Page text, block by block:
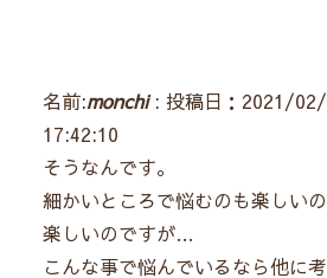
名前:monchi: 投稿日：2021/
17:42:10
そうなんです。
細かいところで悩むのも楽しいの
楽しいのですが…
こんな事で悩んでいるなら他に